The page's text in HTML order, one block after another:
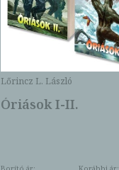
Lőrincz L. László
Óriások I-II.